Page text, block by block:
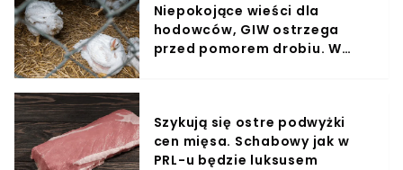
Niepokojące wieści dla
hodowców, GIW ostrzega
przed pomorem drobiu. W
Szykują się ostre podwyżki
cen mięsa. Schabowy jak w
PRL-u będzie luksusem